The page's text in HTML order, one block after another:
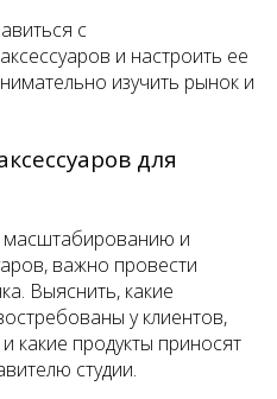
с
и настроить ее
изучить рынок и
для
масштабированию и
важно провести
Выяснить, какие
у клиентов,
какие продукты приносят
студии.